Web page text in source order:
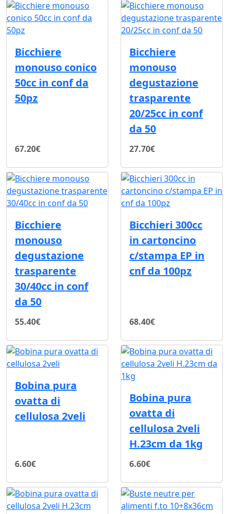
Bicchiere
monouso conico
50cc in conf da
50pz
67.20€
Bicchiere
monouso
degustazione
trasparente
20/25cc in conf
da 50
27.70€
Bicchiere
monouso
degustazione
trasparente
30/40cc in conf
da 50
55.40€
Bicchieri 300cc
in cartoncino
c/stampa EP in
cnf da 100pz
68.40€
Bobina pura
ovatta di
cellulosa 2veli
6.60€
Bobina pura
ovatta di
cellulosa 2veli
H.23cm da 1kg
6.60€